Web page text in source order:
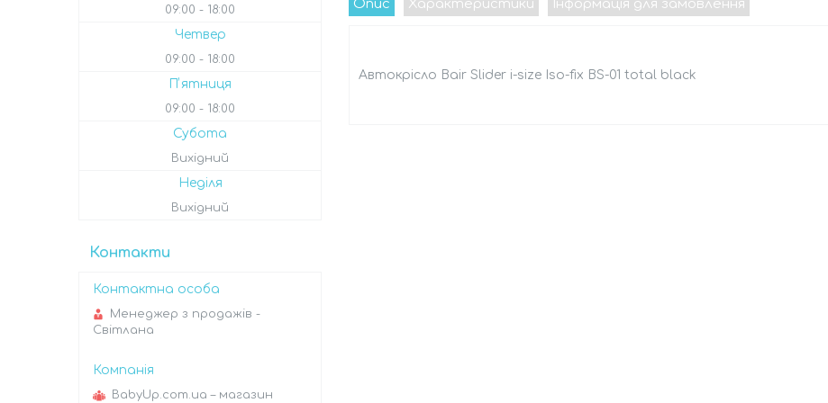
Опис Характеристики Інформація для замовлення
Автокрісло Bair Slider i-size Iso-fix BS-01 total black
09:00 18:00
Четвер
09:00 18:00
Пʼятниця
09:00 18:00
Субота
Вихідний
Неділя
Вихідний
Контакти
Менеджер з продажів -
Світлана
BabyUp.com.ua – магазин